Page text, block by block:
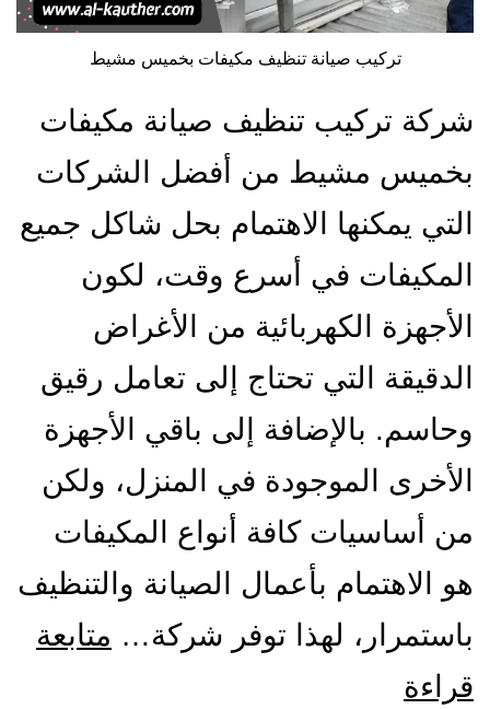
تركيب صيانة تنظيف مكيفات بخميس مشيط
شركة تركيب تنظيف صيانة مكيفات
بخميس مشيط من أفضل الشركات
التي يمكنها الاهتمام بحل شاكل جميع
المكيفات في أسرع وقت، لكون
الأجهزة الكهربائية من الأغراض
الدقيقة التي تحتاج إلى تعامل رقيق
وحاسم. بالإضافة إلى باقي الأجهزة
الأخرى الموجودة في المنزل، ولكن
من أساسيات كافة أنواع المكيفات
هو الاهتمام بأعمال الصيانة والتنظيف
باستمرار، لهذا توفر شركة… متابعة
قراءة